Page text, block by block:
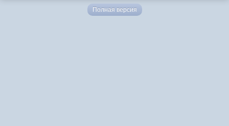
Полная версия